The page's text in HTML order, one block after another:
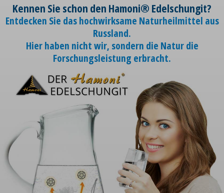
Kennen Sie schon den Hamoni® Edelschungit?
Entdecken Sie das hochwirksame Naturheilmittel aus
Russland.
Hier haben nicht wir, sondern die Natur die
Forschungsleistung erbracht.